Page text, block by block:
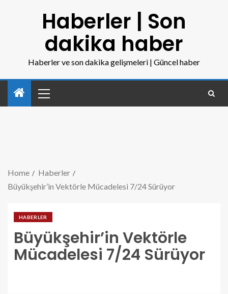
Haberler | Son
dakika haber
Haberler ve son dakika gelişmeleri | Güncel haber
Home
Haberler
Büyükşehir’in Vektörle Mücadelesi 7/24 Sürüyor
HABERLER
Büyükşehir’in Vektörle
Mücadelesi 7/24 Sürüyor